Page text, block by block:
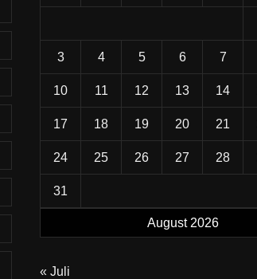
August 2026
3 4 5 6 7
10 11 12 13 14
17 18 19 20 21
24 25 26 27 28
31
« Juli